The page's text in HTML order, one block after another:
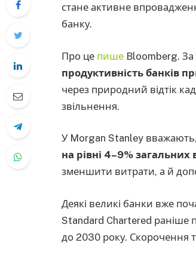
стане активне
банку.
Про це пише Bloomberg. За
продуктивність банків
через природний відтік
звільнення.
У Morgan Stanley
на рівні 4–9% загальних
зменшити витрати, а й
Деякі великі банки вже
Standard Chartered раніше
до 2030 року. Скорочення